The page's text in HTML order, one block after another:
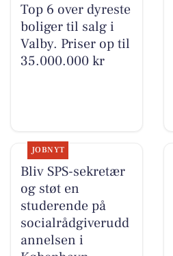
Top 6 over dyreste
boliger til salg i
Valby. Priser op til
35.000.000 kr
JOBNYT
Bliv SPS-sekretær
og støt en
studerende på
socialrådgiverudd
annelsen i